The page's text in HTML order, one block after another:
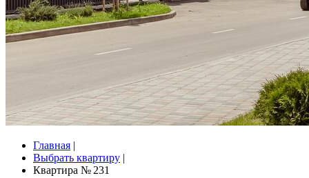
Главная |
Выбрать квартиру |
Квартира № 231